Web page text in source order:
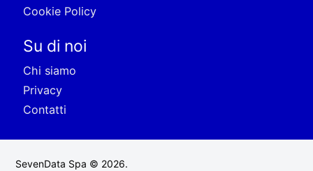
Cookie Policy
Su di noi
Chi siamo
Privacy
Contatti
SevenData Spa © 2026.